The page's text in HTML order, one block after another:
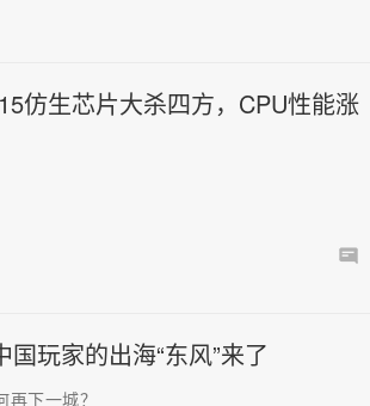
仿生芯片大杀四方，CPU性能涨
玩家的出海“东风”来了
下一城？